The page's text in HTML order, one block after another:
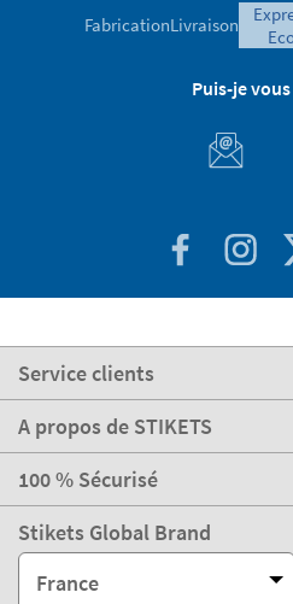
FabricationLivraison
Puis-je
Service clients
A propos de STIKETS
100 % Sécurisé
Stikets Global Brand
France